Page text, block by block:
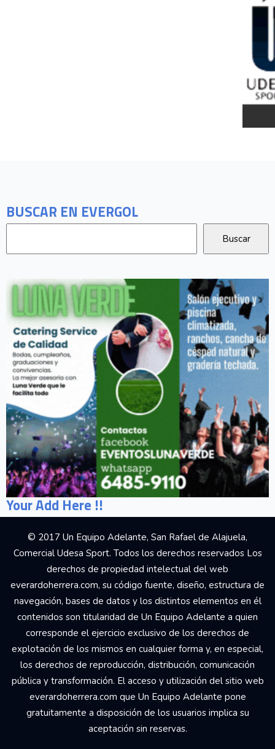
BUSCAR EN EVERGOL
Your Add Here !!
© 2017 Un Equipo Adelante, San Rafael de Alajuela,
Comercial Udesa Sport. Todos los derechos reservados Los
derechos de propiedad intelectual del web
everardoherrera.com, su código fuente, diseño, estructura de
navegación, bases de datos y los distintos elementos en él
contenidos son titularidad de Un Equipo Adelante a quien
corresponde el ejercicio exclusivo de los derechos de
explotación de los mismos en cualquier forma y, en especial,
los derechos de reproducción, distribución, comunicación
pública y transformación. El acceso y utilización del sitio web
everardoherrera.com que Un Equipo Adelante pone
gratuitamente a disposición de los usuarios implica su
aceptación sin reservas.